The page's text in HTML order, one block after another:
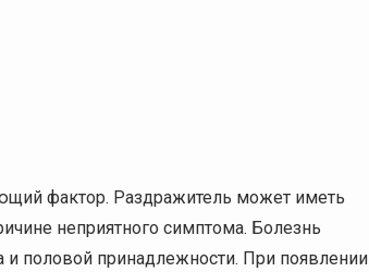
фактор. Раздражитель может иметь
неприятного симптома. Болезнь
и половой принадлежности. При появлении